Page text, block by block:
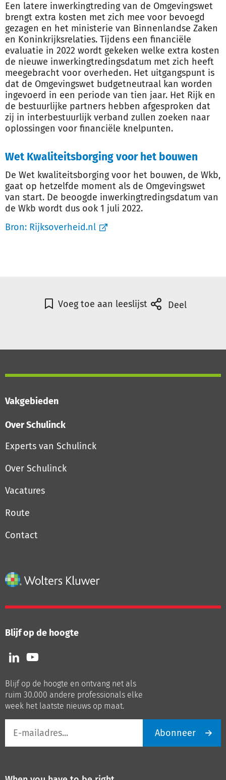
Een latere inwerkingtreding van de Omgevingswet
brengt extra kosten met zich mee voor bevoegd
gezagen en het ministerie van Binnenlandse Zaken
en Koninkrijksrelaties. Tijdens een financiële
evaluatie in 2022 wordt gekeken welke extra kosten
de nieuwe inwerkingtredingsdatum met zich heeft
meegebracht voor overheden. Het uitgangspunt is
dat de Omgevingswet budgetneutraal kan worden
ingevoerd in een periode van tien jaar. Het Rijk en
de bestuurlijke partners hebben afgesproken dat
zij in interbestuurlijk verband zullen zoeken naar
oplossingen voor financiële knelpunten.
Wet Kwaliteitsborging voor het bouwen
De Wet kwaliteitsborging voor het bouwen, de Wkb,
gaat op hetzelfde moment als de Omgevingswet
van start. De beoogde inwerkingtredingsdatum van
de Wkb wordt dus ook 1 juli 2022.
Bron: Rijksoverheid.nl
Voeg toe aan leeslijst Deel
Vakgebieden
Over Schulinck
Experts van Schulinck
Over Schulinck
Vacatures
Route
Contact
Blijf op de hoogte
Volg
ons
LinkedIn
Volg
ons
Youtube
Blijf op de hoogte en ontvang net als
ruim 30.000 andere professionals elke
week het laatste nieuws op maat.
mailadres
Abonneer